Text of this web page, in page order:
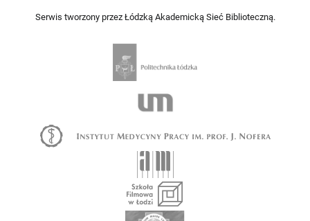
Serwis tworzony przez Łódzką Akademicką Sieć Biblioteczną.